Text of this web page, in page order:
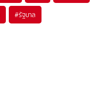
#รัฐบาล